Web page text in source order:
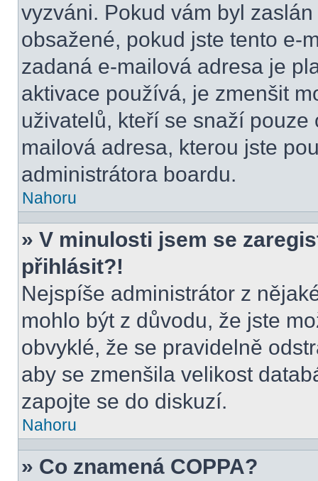
vyzváni. Pokud vám byl
obsažené, pokud jste tento e-
zadaná e-mailová adresa je
aktivace používá, je zmenšit
uživatelů, kteří se snaží
mailová adresa, kterou jste
administrátora boardu.
Nahoru
» V minulosti jsem se
přihlásit?!
Nejspíše administrátor z
mohlo být z důvodu, že jste
obvyklé, že se pravidelně
aby se zmenšila velikost
zapojte se do diskuzí.
Nahoru
» Co znamená COPPA?